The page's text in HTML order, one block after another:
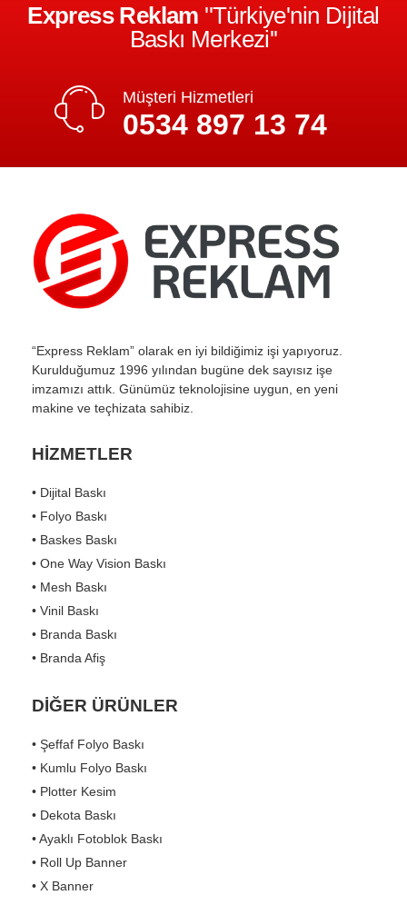
Express Reklam ''Türkiye'nin Dijital
Baskı Merkezi''
Müşteri Hizmetleri
0534 897 13 74
“Express Reklam” olarak en iyi bildiğimiz işi yapıyoruz.
Kurulduğumuz 1996 yılından bugüne dek sayısız işe
imzamızı attık. Günümüz teknolojisine uygun, en yeni
makine ve teçhizata sahibiz.
HİZMETLER
• Dijital Baskı
• Folyo Baskı
• Baskes Baskı
• One Way Vision Baskı
• Mesh Baskı
• Vinil Baskı
• Branda Baskı
• Branda Afiş
DİĞER ÜRÜNLER
• Şeffaf Folyo Baskı
• Kumlu Folyo Baskı
• Plotter Kesim
• Dekota Baskı
• Ayaklı Fotoblok Baskı
• Roll Up Banner
• X Banner